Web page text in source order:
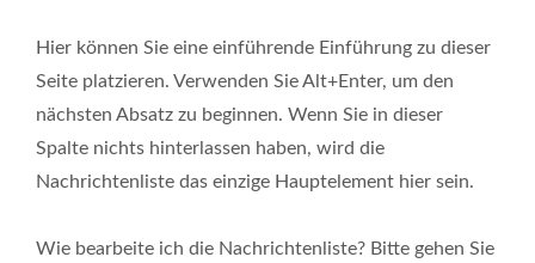
Hier können Sie eine einführende Einführung zu dieser
Seite platzieren. Verwenden Sie Alt+Enter, um den
nächsten Absatz zu beginnen. Wenn Sie in dieser
Spalte nichts hinterlassen haben, wird die
Nachrichtenliste das einzige Hauptelement hier sein.
Wie bearbeite ich die Nachrichtenliste? Bitte gehen Sie